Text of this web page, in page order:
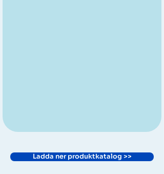
Ladda ner produktkatalog >>